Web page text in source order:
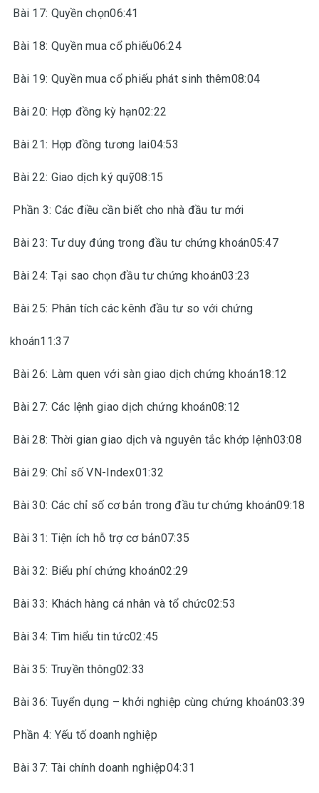
Bài 17: Quyền chọn06:41
Bài 18: Quyền mua cổ phiếu06:24
Bài 19: Quyền mua cổ phiếu phát sinh thêm08:04
Bài 20: Hợp đồng kỳ hạn02:22
Bài 21: Hợp đồng tương lai04:53
Bài 22: Giao dịch ký quỹ08:15
Phần 3: Các điều cần biết cho nhà đầu tư mới
Bài 23: Tư duy đúng trong đầu tư chứng khoán05:47
Bài 24: Tại sao chọn đầu tư chứng khoán03:23
Bài 25: Phân tích các kênh đầu tư so với chứng
khoán11:37
Bài 26: Làm quen với sàn giao dịch chứng khoán18:12
Bài 27: Các lệnh giao dịch chứng khoán08:12
Bài 28: Thời gian giao dịch và nguyên tắc khớp lệnh03:08
Bài 29: Chỉ số VN-Index01:32
Bài 30: Các chỉ số cơ bản trong đầu tư chứng khoán09:18
Bài 31: Tiện ích hỗ trợ cơ bản07:35
Bài 32: Biểu phí chứng khoán02:29
Bài 33: Khách hàng cá nhân và tổ chức02:53
Bài 34: Tìm hiểu tin tức02:45
Bài 35: Truyền thông02:33
Bài 36: Tuyển dụng – khởi nghiệp cùng chứng khoán03:39
Phần 4: Yếu tố doanh nghiệp
Bài 37: Tài chính doanh nghiệp04:31